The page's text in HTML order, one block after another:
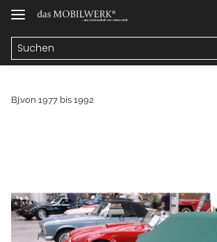
Bj.von 1977 bis 1992